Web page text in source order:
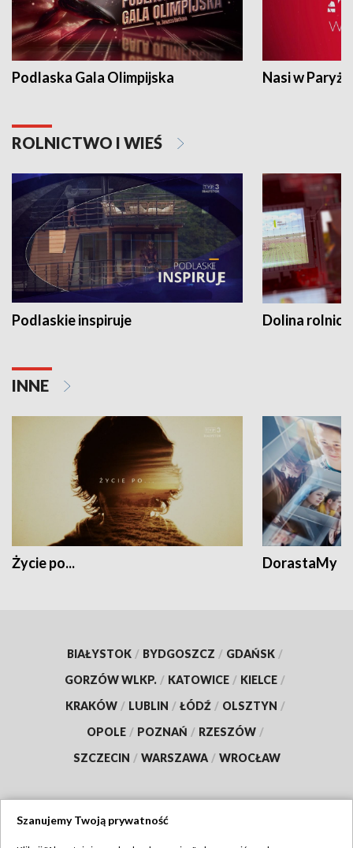
Podlaska Gala Olimpijska Nasi w Paryżu
ROLNICTWO I WIEŚ
Podlaskie inspiruje Dolina
INNE
Życie po... DorastaMy
BIAŁYSTOK / BYDGOSZCZ / GDAŃSK /
GORZÓW WLKP. / KATOWICE / KIELCE /
KRAKÓW / LUBLIN / ŁÓDŹ / OLSZTYN /
OPOLE / POZNAŃ / RZESZÓW /
SZCZECIN / WARSZAWA / WROCŁAW
Szanujemy Twoją prywatność